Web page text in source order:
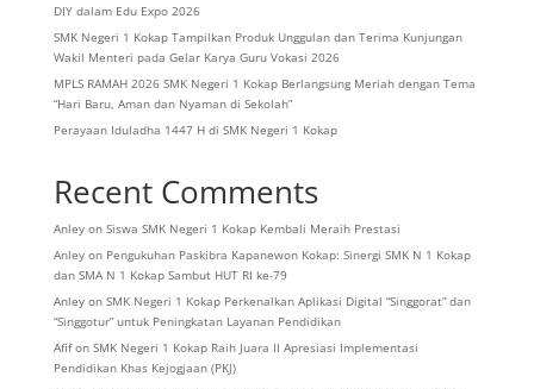
DIY dalam Edu Expo 2026
SMK Negeri 1 Kokap Tampilkan Produk Unggulan dan Terima Kunjungan
Wakil Menteri pada Gelar Karya Guru Vokasi 2026
MPLS RAMAH 2026 SMK Negeri 1 Kokap Berlangsung Meriah dengan Tema
“Hari Baru, Aman dan Nyaman di Sekolah”
Perayaan Iduladha 1447 H di SMK Negeri 1 Kokap
Recent Comments
Anleyon Siswa SMK Negeri 1 Kokap Kembali Meraih Prestasi
Anleyon Pengukuhan Paskibra Kapanewon Kokap: Sinergi SMK N 1 Kokap
dan SMA N 1 Kokap Sambut HUT RI ke-79
Anleyon SMK Negeri 1 Kokap Perkenalkan Aplikasi Digital “Singgorat” dan
“Singgotur” untuk Peningkatan Layanan Pendidikan
Afifon SMK Negeri 1 Kokap Raih Juara II Apresiasi Implementasi
Pendidikan Khas Kejogjaan (PKJ)